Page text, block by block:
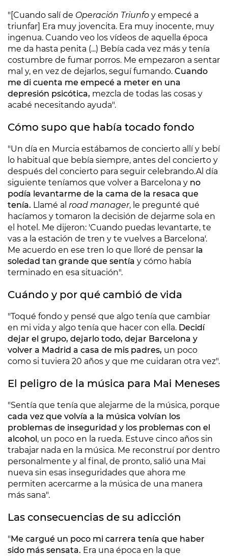
"[Cuando salí de Operación Triunfo y empecé a
triunfar] Era muy jovencita. Era muy inocente, muy
ingenua. Cuando veo los vídeos de aquella época
me da hasta penita (...) Bebía cada vez más y tenía
costumbre de fumar porros. Me empezaron a sentar
mal y, en vez de dejarlos, seguí fumando. Cuando
me di cuenta me empecé a meter en una
depresión psicótica, mezcla de todas las cosas y
acabé necesitando ayuda".
Cómo supo que había tocado fondo
"Un día en Murcia estábamos de concierto allí y bebí
lo habitual que bebía siempre, antes del concierto y
después del concierto para seguir celebrando.Al día
siguiente teníamos que volver a Barcelona y no
podía levantarme de la cama de la resaca que
tenía. Llamé al road manager, le pregunté qué
hacíamos y tomaron la decisión de dejarme sola en
el hotel. Me dijeron: 'Cuando puedas levantarte, te
vas a la estación de tren y te vuelves a Barcelona'.
Me acuerdo en ese tren lo que lloré de pensar la
soledad tan grande que sentía y cómo había
terminado en esa situación".
Cuándo y por qué cambió de vida
"Toqué fondo y pensé que algo tenía que cambiar
en mi vida y algo tenía que hacer con ella. Decidí
dejar el grupo, dejarlo todo, dejar Barcelona y
volver a Madrid a casa de mis padres, un poco
como si tuviera 20 años y que me cuidaran otra vez".
El peligro de la música para Mai Meneses
"Sentía que tenía que alejarme de la música, porque
cada vez que volvía a la música volvían los
problemas de inseguridad y los problemas con el
alcohol, un poco en la rueda. Estuve cinco años sin
trabajar nada en la música. Me reconstruí por dentro
personalmente y al final, de pronto, salió una Mai
nueva sin esas inseguridades que ahora me
permiten acercarme a la música de una manera
más sana".
Las consecuencias de su adicción
"Me cargué un poco mi carrera tenía que haber
sido más sensata. Era una época en la que